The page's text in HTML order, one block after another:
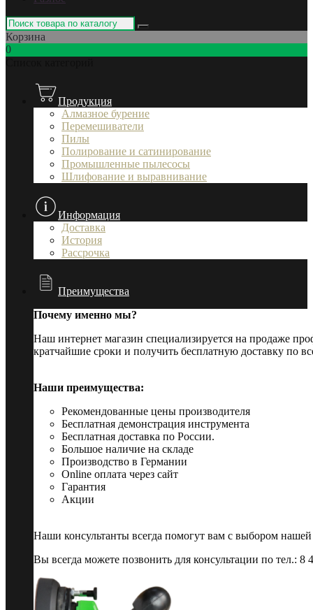
Корзина
0
Продукция
Алмазное бурение
Перемешиватели
Пилы
Полирование и сатинирование
Промышленные пылесосы
Шлифование и выравнивание
Информация
Доставка
История
Рассрочка
Преимущества
Почему именно мы?
Наш интернет магазин специализируется на продаже
кратчайшие сроки и получить бесплатную доставку по
Наши преимущества:
Рекомендованные цены производителя
Бесплатная демонстрация инструмента
Бесплатная доставка по России.
Большое наличие на складе
Производство в Германии
Online оплата через сайт
Гарантия
Акции
Наши консультанты всегда помогут вам с выбором
Вы всегда можете позвонить для консультации по тел.: